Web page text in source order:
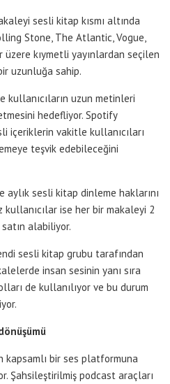
sesli kitap kısmı altında
Stone, The Atlantic, Vogue,
üzere kıymetli yayınlardan seçilen
uzunluğa sahip.
kullanıcıların uzun metinleri
hedefliyor. Spotify
içeriklerin vakitle kullanıcıları
teşvik edebileceğini
aylık sesli kitap dinleme haklarını
kullanıcılar ise her bir makaleyi 2
alabiliyor.
sesli kitap grubu tarafından
insan sesinin yanı sıra
de kullanılıyor ve bu durum
kapsamlı bir ses platformuna
Şahsileştirilmiş podcast araçları